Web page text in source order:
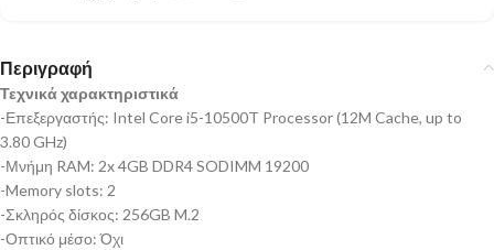
Περιγραφή
Τεχνικά χαρακτηριστικά
-Επεξεργαστής: Intel Core i5-10500T Processor (12M Cache, up to
3.80 GHz)
-Μνήμη RAM: 2x 4GB DDR4 SODIMM 19200
-Memory slots: 2
-Σκληρός δίσκος: 256GB M.2
-Οπτικό μέσο: Όχι